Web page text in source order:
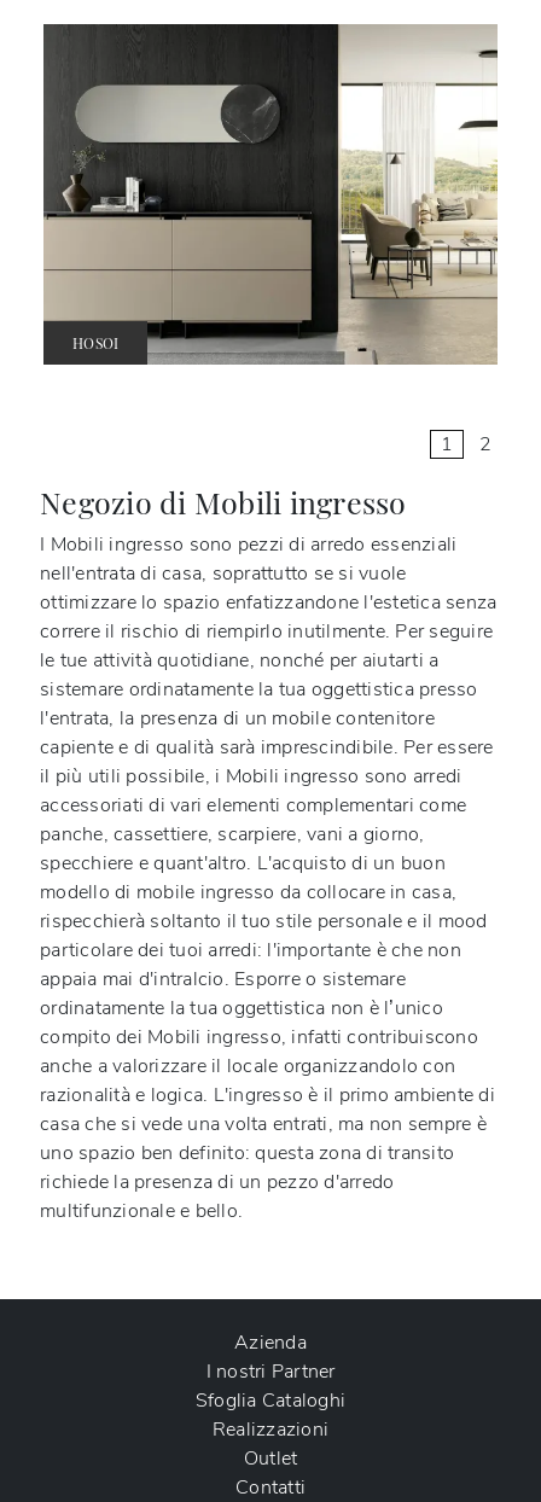
HOSOI
1 2
Negozio di Mobili ingresso
I Mobili ingresso sono pezzi di arredo essenziali
nell'entrata di casa, soprattutto se si vuole
ottimizzare lo spazio enfatizzandone l'estetica senza
correre il rischio di riempirlo inutilmente. Per seguire
le tue attività quotidiane, nonché per aiutarti a
sistemare ordinatamente la tua oggettistica presso
l'entrata, la presenza di un mobile contenitore
capiente e di qualità sarà imprescindibile. Per essere
il più utili possibile, i Mobili ingresso sono arredi
accessoriati di vari elementi complementari come
panche, cassettiere, scarpiere, vani a giorno,
specchiere e quant'altro. L'acquisto di un buon
modello di mobile ingresso da collocare in casa,
rispecchierà soltanto il tuo stile personale e il mood
particolare dei tuoi arredi: l'importante è che non
appaia mai d'intralcio. Esporre o sistemare
ordinatamente la tua oggettistica non è l’unico
compito dei Mobili ingresso, infatti contribuiscono
anche a valorizzare il locale organizzandolo con
razionalità e logica. L'ingresso è il primo ambiente di
casa che si vede una volta entrati, ma non sempre è
uno spazio ben definito: questa zona di transito
richiede la presenza di un pezzo d'arredo
multifunzionale e bello.
Azienda
I nostri Partner
Sfoglia Cataloghi
Realizzazioni
Outlet
Contatti